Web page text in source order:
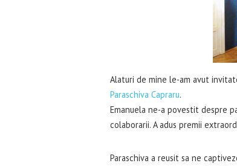
Alaturi de mine le-am avut
Paraschiva Capraru.
Emanuela ne-a povestit despre
colaborarii. A adus premii
Paraschiva a reusit sa ne